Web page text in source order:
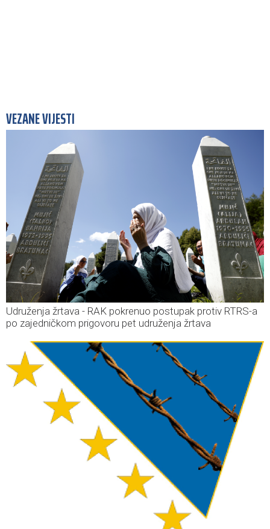
VEZANE VIJESTI
Udruženja žrtava - RAK pokrenuo postupak protiv RTRS-a
po zajedničkom prigovoru pet udruženja žrtava